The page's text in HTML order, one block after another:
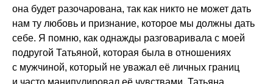
она будет разочарована, так как никто не может дать
нам ту любовь и признание, которое мы должны дать
себе. Я помню, как однажды разговаривала с моей
подругой Татьяной, которая была в отношениях
с мужчиной, который не уважал её личных границ
и часто манипулировал её чувствами. Татьяна